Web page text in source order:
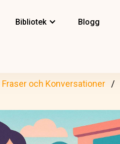
Bibliotek Blogg
Fraser och Konversationer